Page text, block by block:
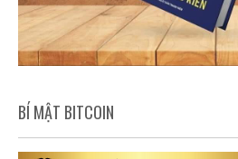
BÍ MẬT BITCOIN